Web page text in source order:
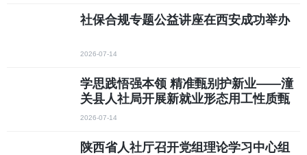
社保合规专题公益讲座在西安成功举办
2026-07-14
学思践悟强本领 精准甄别护新业——潼
关县人社局开展新就业形态用工性质甄
别专题学习研讨
2026-07-14
陕西省人社厅召开党组理论学习中心组